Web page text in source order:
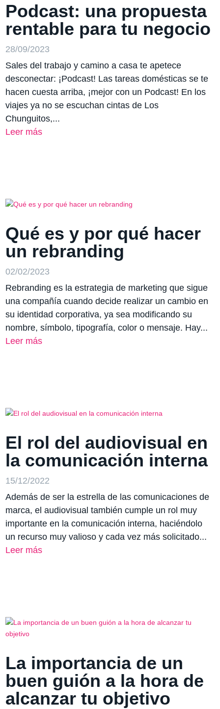
Podcast: una propuesta
rentable para tu negocio
28/09/2023
Sales del trabajo y camino a casa te apetece
desconectar: ¡Podcast! Las tareas domésticas se te
hacen cuesta arriba, ¡mejor con un Podcast! En los
viajes ya no se escuchan cintas de Los
Chunguitos,...
Leer más
Qué es y por qué hacer
un rebranding
02/02/2023
Rebranding es la estrategia de marketing que sigue
una compañía cuando decide realizar un cambio en
su identidad corporativa, ya sea modificando su
nombre, símbolo, tipografía, color o mensaje. Hay...
Leer más
El rol del audiovisual en
la comunicación interna
15/12/2022
Además de ser la estrella de las comunicaciones de
marca, el audiovisual también cumple un rol muy
importante en la comunicación interna, haciéndolo
un recurso muy valioso y cada vez más solicitado...
Leer más
La importancia de un
buen guión a la hora de
alcanzar tu objetivo